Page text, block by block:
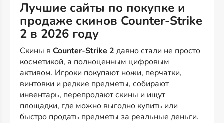
Лучшие сайты по покупке и
продаже скинов Counter-Strike
2 в 2026 году
Скины в Counter-Strike 2 давно стали не просто
косметикой, а полноценным цифровым
активом. Игроки покупают ножи, перчатки,
винтовки и редкие предметы, собирают
инвентарь, перепродают скины и ищут
площадки, где можно выгодно купить или
быстро продать предметы за реальные деньги.